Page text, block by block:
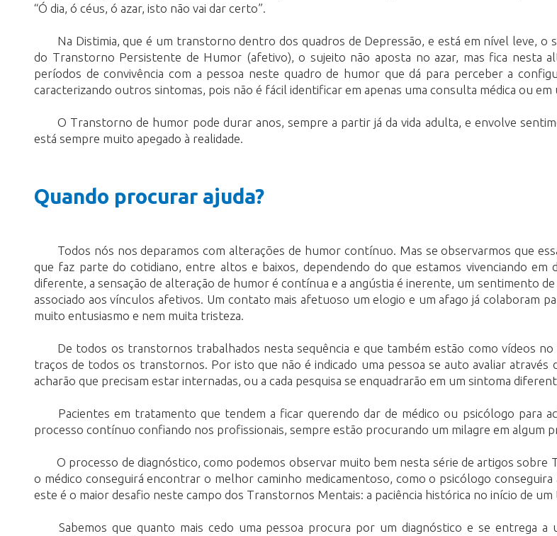
“Ó dia, ó céus, ó azar, isto não vai dar certo”.
Na Distimia, que é um transtorno dentro dos quadros de Depressão, e está em nível leve,
do Transtorno Persistente de Humor (afetivo), o sujeito não aposta no azar, mas fica nesta
períodos de convivência com a pessoa neste quadro de humor que dá para perceber a
caracterizando outros sintomas, pois não é fácil identificar em apenas uma consulta médica ou
O Transtorno de humor pode durar anos, sempre a partir já da vida adulta, e envolve
está sempre muito apegado à realidade.
Quando procurar ajuda?
Todos nós nos deparamos com alterações de humor contínuo. Mas se observarmos que
que faz parte do cotidiano, entre altos e baixos, dependendo do que estamos vivenciando
diferente, a sensação de alteração de humor é contínua e a angústia é inerente, um sentimento
associado aos vínculos afetivos. Um contato mais afetuoso um elogio e um afago já colaboram
muito entusiasmo e nem muita tristeza.
De todos os transtornos trabalhados nesta sequência e que também estão como vídeos
traços de todos os transtornos. Por isto que não é indicado uma pessoa se auto avaliar
acharão que precisam estar internadas, ou a cada pesquisa se enquadrarão em um sintoma
Pacientes em tratamento que tendem a ficar querendo dar de médico ou psicólogo para
processo contínuo confiando nos profissionais, sempre estão procurando um milagre em algum
O processo de diagnóstico, como podemos observar muito bem nesta série de artigos
o médico conseguirá encontrar o melhor caminho medicamentoso, como o psicólogo
este é o maior desafio neste campo dos Transtornos Mentais: a paciência histórica no início de
Sabemos que quanto mais cedo uma pessoa procura por um diagnóstico e se entrega